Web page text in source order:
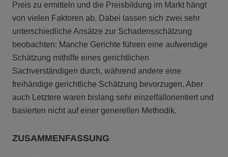
Preis zu ermitteln und die Preisbildung im Markt hängt
von vielen Faktoren ab. Dabei lassen sich zwei sehr
unterschiedliche Ansätze zur Schadensschätzung
beobachten: Manche Gerichte führen eine aufwendige
Schätzung mithilfe eines gerichtlichen
Sachverständigen durch, während andere eine
freihändige gerichtliche Schätzung bevorzugen. Aber
auch Letztere waren bislang sehr einzelfallorientiert und
basierten nicht auf einer generellen Methodik.
ZUSAMMENFASSUNG